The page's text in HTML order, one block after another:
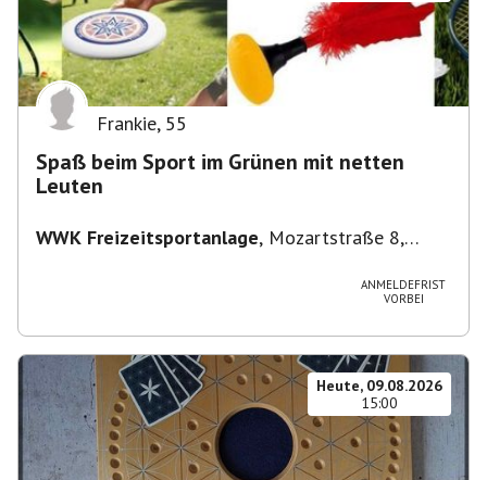
Frankie, 55
Spaß beim Sport im Grünen mit netten
Leuten
WWK Freizeitsportanlage, Mozartstraße 8,
ANMELDEFRIST
VORBEI
Heute, 09.08.2026
15:00